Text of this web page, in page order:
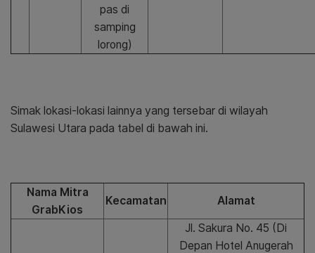
pas di
samping
lorong)
Simak lokasi-lokasi lainnya yang tersebar di wilayah
Sulawesi Utara pada tabel di bawah ini.
Nama Mitra
GrabKios
Kecamatan Alamat
Jl. Sakura No. 45 (Di
Depan Hotel Anugerah